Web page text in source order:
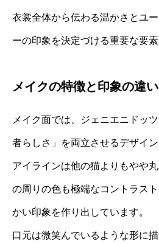
衣裳全体から伝わる温かさとユ
ーの印象を決定づける重要な要素
メイクの特徴と印象の違い
メイク面では、ジェニエニドッ
者らしさ」を両立させるデザイン
アイラインは他の猫よりもやや
の周りの色も極端なコントラス
かい印象を作り出しています。
口元は微笑んでいるような形に